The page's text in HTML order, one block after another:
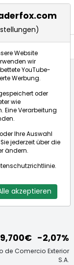
S.A.
-2,07%
de Comercio Exterior
S.A.
Website
wir
YouTube-
Werbung.
oder
wie
Eine Verarbeitung
Ihre Auswahl
jederzeit über die
ändern.
.
akzeptieren